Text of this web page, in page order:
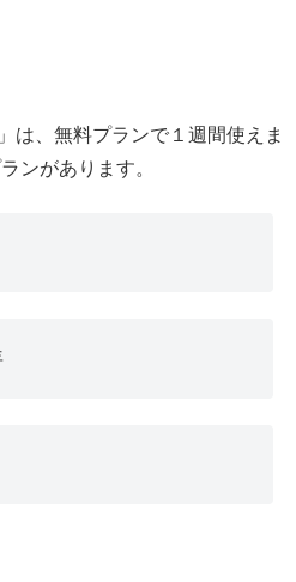
は、無料プランで１週間使えま
ンがあります。